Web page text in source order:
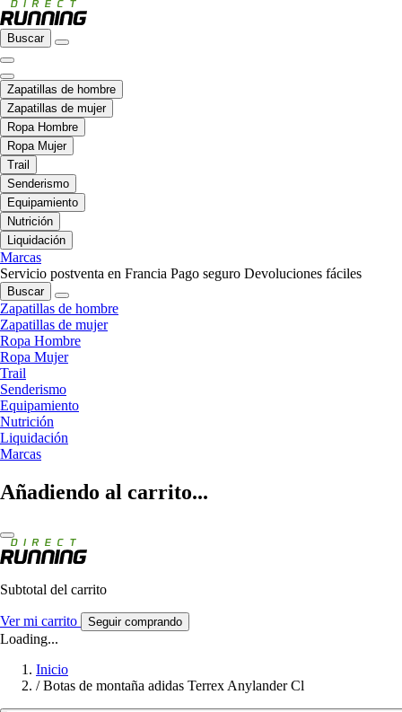
Buscar
Zapatillas de hombre
Zapatillas de mujer
Ropa Hombre
Ropa Mujer
Trail
Senderismo
Equipamiento
Nutrición
Liquidación
Marcas
Servicio postventa en Francia Pago seguro Devoluciones fáciles
Buscar
Zapatillas de hombre
Zapatillas de mujer
Ropa Hombre
Ropa Mujer
Trail
Senderismo
Equipamiento
Nutrición
Liquidación
Marcas
Añadiendo al carrito...
Subtotal del carrito
Ver mi carrito Seguir comprando
Loading...
Inicio
/ Botas de montaña adidas Terrex Anylander Cl